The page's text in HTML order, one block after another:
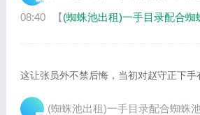
08:40
【(蜘蛛池出租)一手目录配合蜘
这让张员外不禁后悔，当初对赵守正下手
(蜘蛛池出租)一手目录配合蜘蛛